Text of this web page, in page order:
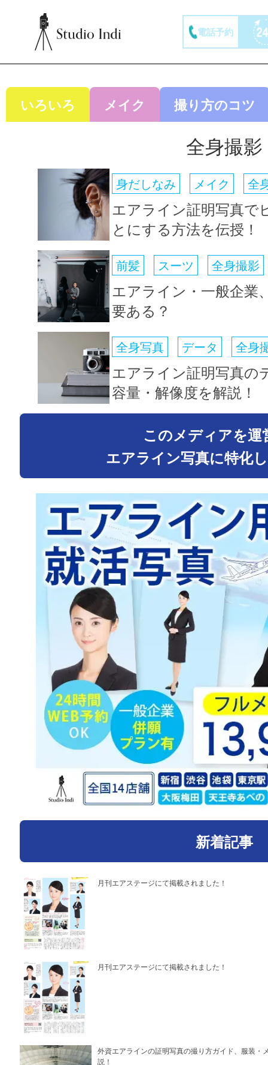
電話予約
いろいろ メイク 撮り方のコツ
全身撮影
身だしなみ メイク 全
エアライン証明写真で
とにする方法を伝授！
前髪 スーツ 全身撮影
エアライン・一般企業
要ある？
全身写真 データ 全身
エアライン証明写真の
容量・解像度を解説！
このメディアを運
エアライン写真に特化
新着記事
月刊エアステージにて掲載されました！
月刊エアステージにて掲載されました！
外資エアラインの証明写真の撮り方ガイド、服装・
説！